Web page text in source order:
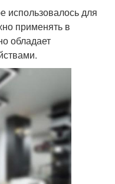
использовалось для
применять в
обладает